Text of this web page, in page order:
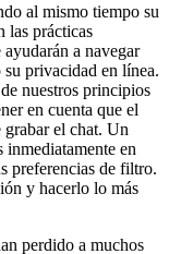
al mismo tiempo su
las prácticas
ayudarán a navegar
privacidad en línea.
nuestros principios
en cuenta que el
el chat. Un
inmediatamente en
preferencias de filtro.
y hacerlo lo más
perdido a muchos